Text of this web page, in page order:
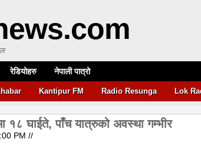
रेडियोहरु नेपाली पात्रो
Kantipur FM Radio Resunga Lok
१८ घाईते, पाँच यात्रुको अवस्था गम्भीर
PM //